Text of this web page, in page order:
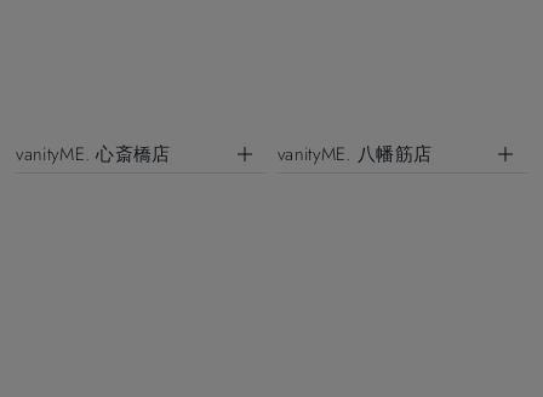
vanityME. 心斎橋店 vanityME. 八幡筋店